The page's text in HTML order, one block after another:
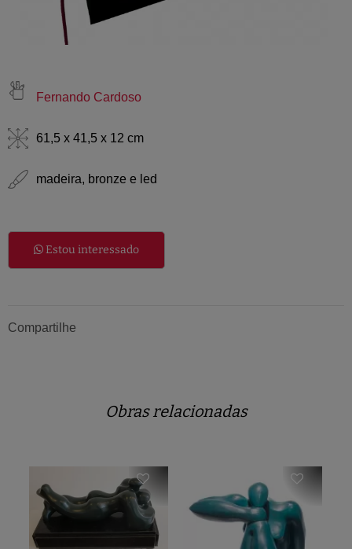
Fernando Cardoso
61,5 x 41,5 x 12 cm
madeira, bronze e led
Estou interessado
Compartilhe
Obras relacionadas